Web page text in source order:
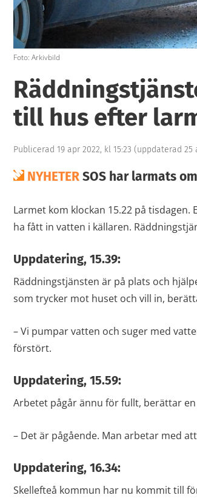
Foto: Arkivbild
till hus efter
Publicerad 19 apr 2022, kl 15:23 (uppdaterad 25
NYHETERSOS har larmats
Larmet kom klockan 15.22 på
ha fått in vatten i källaren.
Uppdatering, 15.39:
Räddningstjänsten är på plats och
som trycker mot huset och vill in,
– Vi pumpar vatten och suger med
förstört.
Uppdatering, 15.59:
Arbetet pågår ännu för fullt, berättar en
– Det är pågående. Man arbetar med
Uppdatering, 16.34:
Skellefteå kommun har nu kommit till